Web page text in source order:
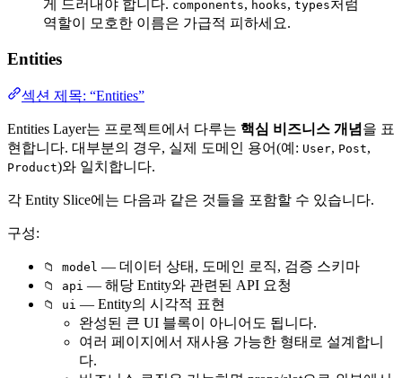
게 드러내야 합니다. components, hooks, types처럼
역할이 모호한 이름은 가급적 피하세요.
Entities
섹션 제목: “Entities”
Entities Layer는 프로젝트에서 다루는 핵심 비즈니스 개념을 표
현합니다. 대부분의 경우, 실제 도메인 용어(예: User, Post,
Product)와 일치합니다.
각 Entity Slice에는 다음과 같은 것들을 포함할 수 있습니다.
구성:
📁 model — 데이터 상태, 도메인 로직, 검증 스키마
📁 api — 해당 Entity와 관련된 API 요청
📁 ui — Entity의 시각적 표현
완성된 큰 UI 블록이 아니어도 됩니다.
여러 페이지에서 재사용 가능한 형태로 설계합니
다.